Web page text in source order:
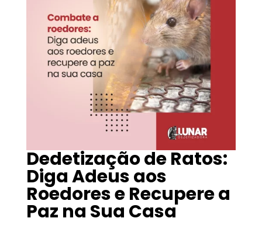
Dedetização de Ratos:
Diga Adeus aos
Roedores e Recupere a
Paz na Sua Casa